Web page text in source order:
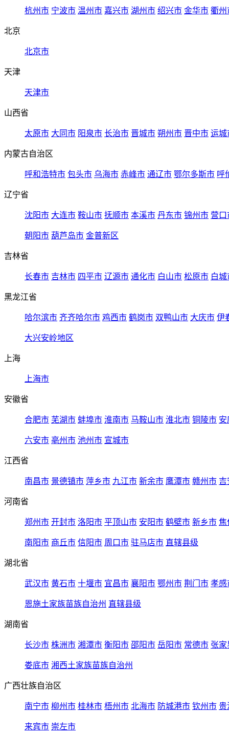
杭州市 宁波市 温州市 嘉兴市 湖州市 绍兴市 金华市 衢州
北京
北京市
天津
天津市
山西省
太原市 大同市 阳泉市 长治市 晋城市 朔州市 晋中市 运城
内蒙古自治区
呼和浩特市 包头市 乌海市 赤峰市 通辽市 鄂尔多斯市 呼
辽宁省
沈阳市 大连市 鞍山市 抚顺市 本溪市 丹东市 锦州市 营口
朝阳市 葫芦岛市 金普新区
吉林省
长春市 吉林市 四平市 辽源市 通化市 白山市 松原市 白城
黑龙江省
哈尔滨市 齐齐哈尔市 鸡西市 鹤岗市 双鸭山市 大庆市 伊
大兴安岭地区
上海
上海市
安徽省
合肥市 芜湖市 蚌埠市 淮南市 马鞍山市 淮北市 铜陵市 安
六安市 亳州市 池州市 宣城市
江西省
南昌市 景德镇市 萍乡市 九江市 新余市 鹰潭市 赣州市 吉
河南省
郑州市 开封市 洛阳市 平顶山市 安阳市 鹤壁市 新乡市 焦
南阳市 商丘市 信阳市 周口市 驻马店市 直辖县级
湖北省
武汉市 黄石市 十堰市 宜昌市 襄阳市 鄂州市 荆门市 孝感
恩施土家族苗族自治州 直辖县级
湖南省
长沙市 株洲市 湘潭市 衡阳市 邵阳市 岳阳市 常德市 张家
娄底市 湘西土家族苗族自治州
广西壮族自治区
南宁市 柳州市 桂林市 梧州市 北海市 防城港市 钦州市 贵
来宾市 崇左市